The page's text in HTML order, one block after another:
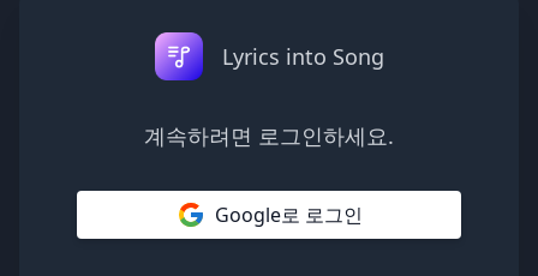
Lyrics into Song
계속하려면 로그인하세요.
Google로 로그인